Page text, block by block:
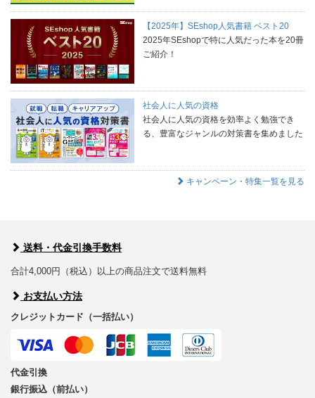
【2025年】SEshop人気書籍 ベスト20
2025年SEshopで特に人気だった本を20冊
ご紹介！
社会人に人気の資格
社会人に人気の資格を効率よく勉強でき
る、豊富なジャンルの対策書を集めました
キャンペーン・特集一覧を見る
送料・代金引換手数料
合計4,000円（税込）以上の商品注文で送料無料
お支払い方法
クレジットカード（一括払い）
代金引換
銀行振込（前払い）